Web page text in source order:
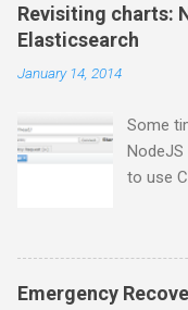
Revisiting charts:
Elasticsearch
January 14, 2014
Some
to use
my
so I
Emergency